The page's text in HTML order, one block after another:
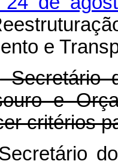
e
e
critérios